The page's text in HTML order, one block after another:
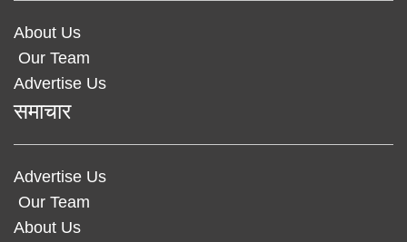
About Us
Our Team
Advertise Us
समाचार
Advertise Us
Our Team
About Us